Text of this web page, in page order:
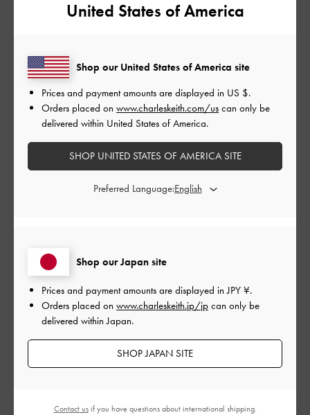
並べ替え
ご利用者様
買ってよかったです
レンズが大きめのサングラスが欲しかったので、デザインも気
に入り購入しました。
軽いし見やすく買ってよかったです。
とてもよかった
品質
とてもよかった
もっと見る
2024-07-28
このレビューは役に立ちましたか？
United States of America
Shop our Japan site
Prices and payment amounts are displayed inJPY ¥.
Orders placed on www.charleskeith.jp/jp can only be
delivered within Japan.
SHOP JAPAN SITE
Shop our United States of America site
Prices and payment amounts are displayed in US $.
Orders placed on www.charleskeith.com/us can only be
delivered within United States of America.
SHOP UNITED STATES OF AMERICA SITE
Preferred Language:
Contact usif you have questions about international shipping.